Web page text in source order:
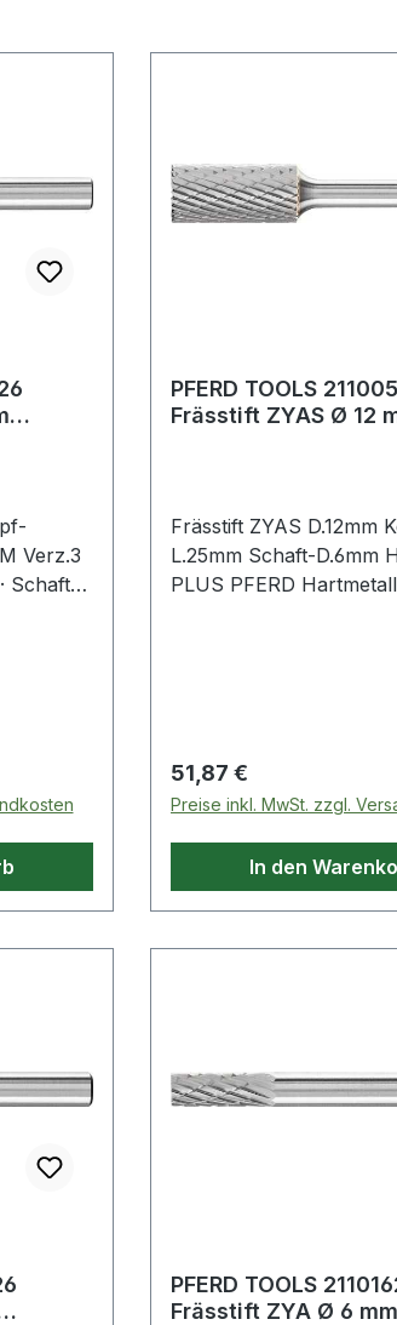
Verz.3
Schaft-Ø
PFERD TOOLS
Frässtift ZYAS Ø 12
Frässtift ZYAS D.12mm
L.25mm Schaft-D.6mm
PLUS PFERD
Regulärer Preis:
51,87 €
Preise inkl. MwSt. zzgl.
In den
PFERD TOOLS
Frässtift ZYA Ø 6 mm